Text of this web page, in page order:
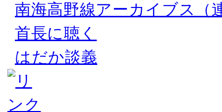
南海高野線アーカイブス（
首長に聴く
はだか談義